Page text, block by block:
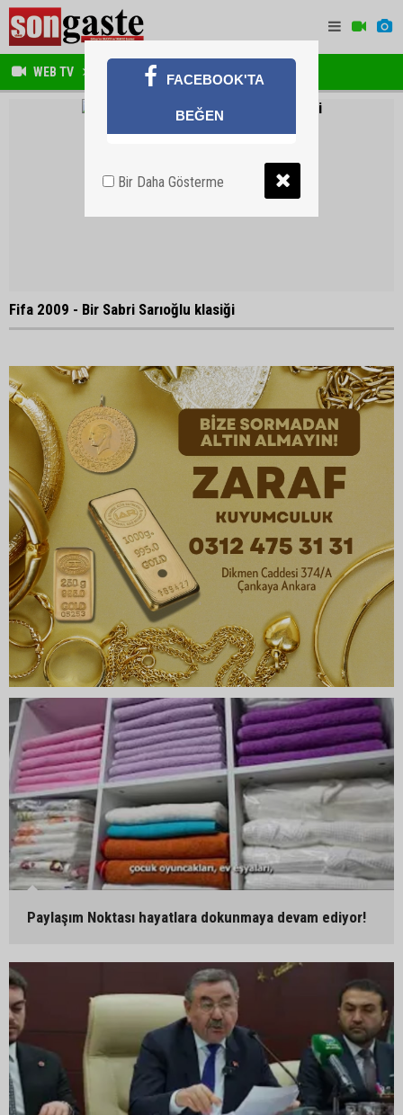
WEB TV ANİMASYON
Fifa 2009 - Bir Sabri Sarıoğlu klasiği
Paylaşım Noktası hayatlara dokunmaya devam ediyor!
FACEBOOK'TA
BEĞEN
Bir Daha Gösterme